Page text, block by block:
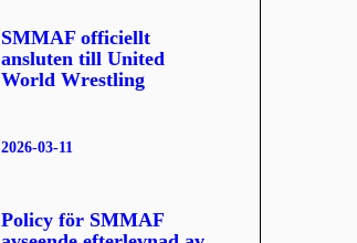
SMMAF officiellt
ansluten till United
World Wrestling
Policy för SMMAF
2026-03-11